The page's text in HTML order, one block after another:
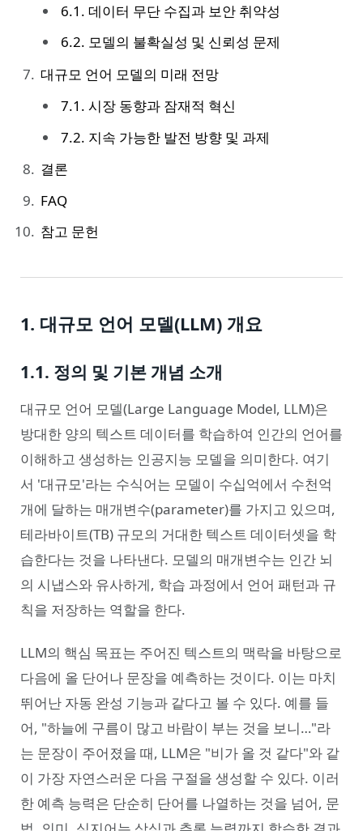
6.1. 데이터 무단 수집과 보안 취약성
6.2. 모델의 불확실성 및 신뢰성 문제
대규모 언어 모델의 미래 전망
7.1. 시장 동향과 잠재적 혁신
7.2. 지속 가능한 발전 방향 및 과제
결론
FAQ
참고 문헌
1. 대규모 언어 모델(LLM) 개요
1.1. 정의 및 기본 개념 소개
대규모 언어 모델(Large Language Model, LLM)은
방대한 양의 텍스트 데이터를 학습하여 인간의 언어를
이해하고 생성하는 인공지능 모델을 의미한다. 여기
서 '대규모'라는 수식어는 모델이 수십억에서 수천억
개에 달하는 매개변수(parameter)를 가지고 있으며,
테라바이트(TB) 규모의 거대한 텍스트 데이터셋을 학
습한다는 것을 나타낸다. 모델의 매개변수는 인간 뇌
의 시냅스와 유사하게, 학습 과정에서 언어 패턴과 규
칙을 저장하는 역할을 한다.
LLM의 핵심 목표는 주어진 텍스트의 맥락을 바탕으로
다음에 올 단어나 문장을 예측하는 것이다. 이는 마치
뛰어난 자동 완성 기능과 같다고 볼 수 있다. 예를 들
어, "하늘에 구름이 많고 바람이 부는 것을 보니…"라
는 문장이 주어졌을 때, LLM은 "비가 올 것 같다"와 같
이 가장 자연스러운 다음 구절을 생성할 수 있다. 이러
한 예측 능력은 단순히 단어를 나열하는 것을 넘어, 문